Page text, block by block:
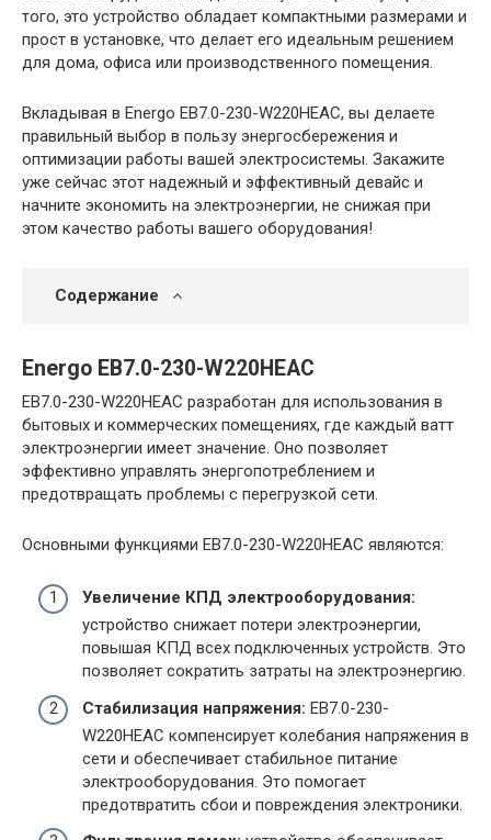
того, это устройство обладает компактными размерами и
прост в установке, что делает его идеальным решением
для дома, офиса или производственного помещения.
Вкладывая в Energo EB7.0-230-W220HЕAC, вы делаете
правильный выбор в пользу энергосбережения и
оптимизации работы вашей электросистемы. Закажите
уже сейчас этот надежный и эффективный девайс и
начните экономить на электроэнергии, не снижая при
этом качество работы вашего оборудования!
Содержание
Energo EB7.0-230-W220HЕAC
EB7.0-230-W220HЕAC разработан для использования в
бытовых и коммерческих помещениях, где каждый ватт
электроэнергии имеет значение. Оно позволяет
эффективно управлять энергопотреблением и
предотвращать проблемы с перегрузкой сети.
Основными функциями EB7.0-230-W220HЕAC являются:
Увеличение КПД электрооборудования:
устройство снижает потери электроэнергии,
повышая КПД всех подключенных устройств. Это
позволяет сократить затраты на электроэнергию.
Стабилизация напряжения: EB7.0-230-
W220HЕAC компенсирует колебания напряжения в
сети и обеспечивает стабильное питание
электрооборудования. Это помогает
предотвратить сбои и повреждения электроники.